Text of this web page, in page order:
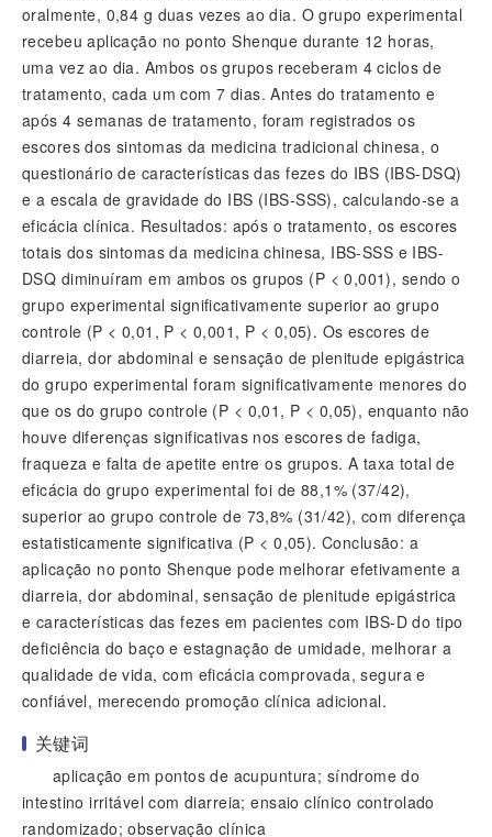
oralmente, 0,84 g duas vezes ao dia. O grupo experimental
recebeu aplicação no ponto Shenque durante 12 horas,
uma vez ao dia. Ambos os grupos receberam 4 ciclos de
tratamento, cada um com 7 dias. Antes do tratamento e
após 4 semanas de tratamento, foram registrados os
escores dos sintomas da medicina tradicional chinesa, o
questionário de características das fezes do IBS (IBS-DSQ)
e a escala de gravidade do IBS (IBS-SSS), calculando-se a
eficácia clínica. Resultados: após o tratamento, os escores
totais dos sintomas da medicina chinesa, IBS-SSS e IBS-
DSQ diminuíram em ambos os grupos (P < 0,001), sendo o
grupo experimental significativamente superior ao grupo
controle (P < 0,01, P < 0,001, P < 0,05). Os escores de
diarreia, dor abdominal e sensação de plenitude epigástrica
do grupo experimental foram significativamente menores do
que os do grupo controle (P < 0,01, P < 0,05), enquanto não
houve diferenças significativas nos escores de fadiga,
fraqueza e falta de apetite entre os grupos. A taxa total de
eficácia do grupo experimental foi de 88,1% (37/42),
superior ao grupo controle de 73,8% (31/42), com diferença
estatisticamente significativa (P < 0,05). Conclusão: a
aplicação no ponto Shenque pode melhorar efetivamente a
diarreia, dor abdominal, sensação de plenitude epigástrica
e características das fezes em pacientes com IBS-D do tipo
deficiência do baço e estagnação de umidade, melhorar a
qualidade de vida, com eficácia comprovada, segura e
confiável, merecendo promoção clínica adicional.
关键词
aplicação em pontos de acupuntura; síndrome do
intestino irritável com diarreia; ensaio clínico controlado
randomizado; observação clínica